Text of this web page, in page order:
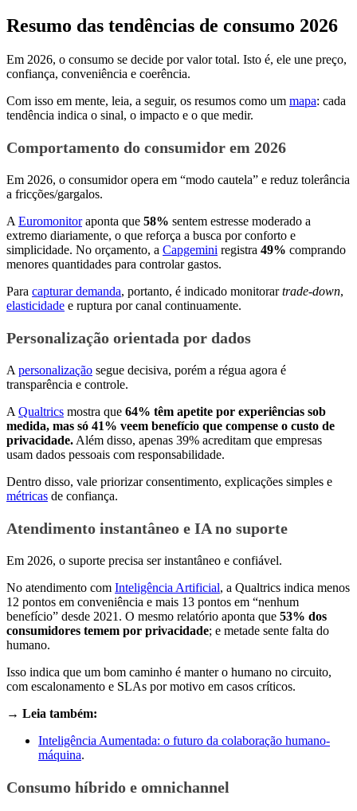
Resumo das tendências de consumo 2026
Em 2026, o consumo se decide por valor total. Isto é, ele une preço,
confiança, conveniência e coerência.
Com isso em mente, leia, a seguir, os resumos como um mapa: cada
tendência indica o sinal, o impacto e o que medir.
Comportamento do consumidor em 2026
Em 2026, o consumidor opera em “modo cautela” e reduz tolerância
a fricções/gargalos.
A Euromonitoraponta que 58% sentem estresse moderado a
extremo diariamente, o que reforça a busca por conforto e
simplicidade. No orçamento, a Capgemini registra 49% comprando
menores quantidades para controlar gastos.
Para capturar demanda, portanto, é indicado monitorartrade-down,
elasticidade e ruptura por canal continuamente.
Personalização orientada por dados
A personalização segue decisiva, porém a régua agora é
transparência e controle.
A Qualtrics mostra que 64% têm apetite por experiências sob
medida, mas só 41% veem benefício que compense o custo de
privacidade. Além disso, apenas 39% acreditam que empresas
usam dados pessoais com responsabilidade.
Dentro disso, vale priorizar consentimento, explicações simples e
métricas de confiança.
Atendimento instantâneo e IA no suporte
Em 2026, o suporte precisa ser instantâneo e confiável.
No atendimento com Inteligência Artificial, a Qualtrics indica menos
12 pontos em conveniência e mais 13 pontos em “nenhum
benefício” desde 2021. O mesmo relatório aponta que 53% dos
consumidores temem por privacidade; e metade sente falta do
humano.
Isso indica que um bom caminho é manter o humano no circuito,
com escalonamento e SLAs por motivo em casos críticos.
→ Leia também:
Inteligência Aumentada: o futuro da colaboração humano-
máquina.
Consumo híbrido e omnichannel